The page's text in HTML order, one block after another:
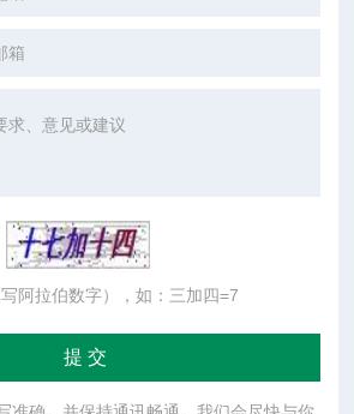
阿拉伯数字），如：三加四=7